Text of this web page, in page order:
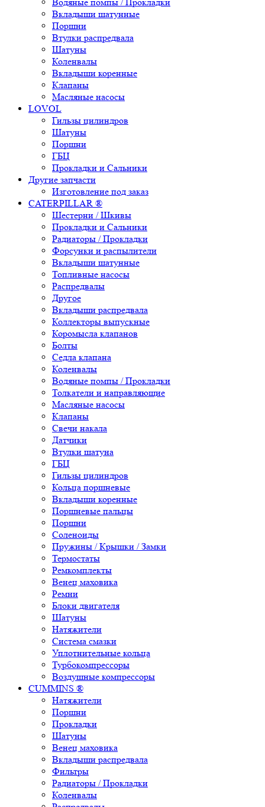
Вкладыши шатунные
Поршни
Втулки распредвала
Шатуны
Коленвалы
Вкладыши коренные
Клапаны
Масляные насосы
LOVOL
Гильзы цилиндров
Шатуны
Поршни
ГБЦ
Прокладки и Сальники
Другие запчасти
Изготовление под заказ
CATERPILLAR ®
Шестерни / Шкивы
Прокладки и Сальники
Радиаторы / Прокладки
Форсунки и распылители
Вкладыши шатунные
Топливные насосы
Распредвалы
Другое
Вкладыши распредвала
Коллекторы выпускные
Коромысла клапанов
Болты
Седла клапана
Коленвалы
Водяные помпы / Прокладки
Толкатели и направляющие
Масляные насосы
Клапаны
Свечи накала
Датчики
Втулки шатуна
ГБЦ
Гильзы цилиндров
Кольца поршневые
Вкладыши коренные
Поршневые пальцы
Поршни
Соленоиды
Пружины / Крышки / Замки
Термостаты
Ремкомплекты
Венец маховика
Ремни
Блоки двигателя
Шатуны
Натяжители
Система смазки
Уплотнительные кольца
Турбокомпрессоры
Воздушные компрессоры
CUMMINS ®
Натяжители
Поршни
Прокладки
Шатуны
Венец маховика
Вкладыши распредвала
Фильтры
Радиаторы / Прокладки
Коленвалы